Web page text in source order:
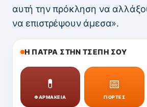
αυτή την πρόκληση να
να επιστρέψουν άμεσα».
Η ΠΑΤΡΑ ΣΤΗΝ ΤΣΕΠΗ ΣΟΥ
💊
ΦΑΡΜΑΚΕΙΑ
📅
ΓΙΟΡΤΕΣ